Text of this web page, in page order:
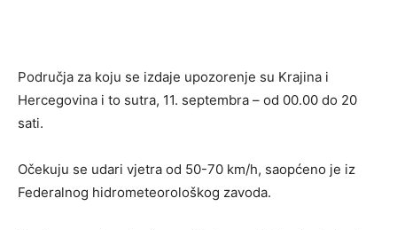
Područja za koju se izdaje upozorenje su Krajina i
Hercegovina i to sutra, 11. septembra – od 00.00 do 20
sati.
Očekuju se udari vjetra od 50-70 km/h, saopćeno je iz
Federalnog hidrometeorološkog zavoda.